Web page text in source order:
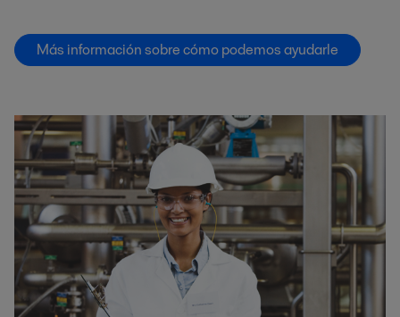
Más información sobre cómo podemos ayudarle